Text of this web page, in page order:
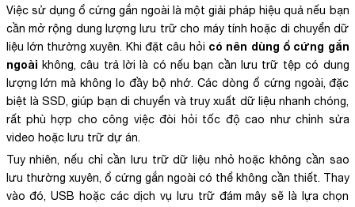
Việc sử dụng ổ cứng gắn ngoài là một giải pháp hiệu quả nếu bạn
cần mở rộng dung lượng lưu trữ cho máy tính hoặc di chuyển dữ
liệu lớn thường xuyên. Khi đặt câu hỏi có nên dùng ổ cứng gắn
ngoài không, câu trả lời là có nếu bạn cần lưu trữ tệp có dung
lượng lớn mà không lo đầy bộ nhớ. Các dòng ổ cứng ngoài, đặc
biệt là SSD, giúp bạn di chuyển và truy xuất dữ liệu nhanh chóng,
rất phù hợp cho công việc đòi hỏi tốc độ cao như chỉnh sửa
video hoặc lưu trữ dự án.
Tuy nhiên, nếu chỉ cần lưu trữ dữ liệu nhỏ hoặc không cần sao
lưu thường xuyên, ổ cứng gắn ngoài có thể không cần thiết. Thay
vào đó, USB hoặc các dịch vụ lưu trữ đám mây sẽ là lựa chọn